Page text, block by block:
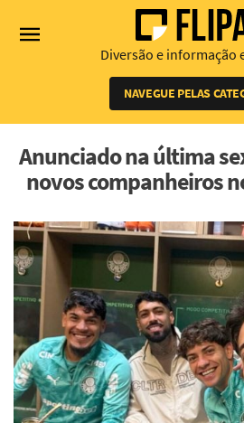
Diversão e informação
NAVEGUE PELAS
Anunciado na última
novos companheiros